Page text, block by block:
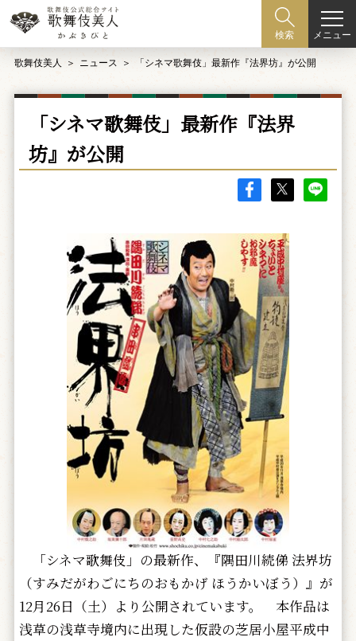
検索 メニュー
歌舞伎美人 ニュース 「シネマ歌舞伎」最新作『法界坊』が公開
「シネマ歌舞伎」最新作『法界
坊』が公開
「シネマ歌舞伎」の最新作、『隅田川続俤 法界坊
（すみだがわごにちのおもかげ ほうかいぼう）』が
12月26日（土）より公開されています。 本作品は
浅草の浅草寺境内に出現した仮設の芝居小屋平成中